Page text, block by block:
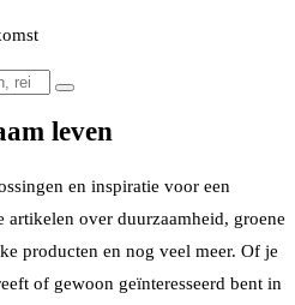
leven
en inspiratie voor een
over duurzaamheid, groene
producten en nog veel meer. Of je
of gewoon geïnteresseerd bent in